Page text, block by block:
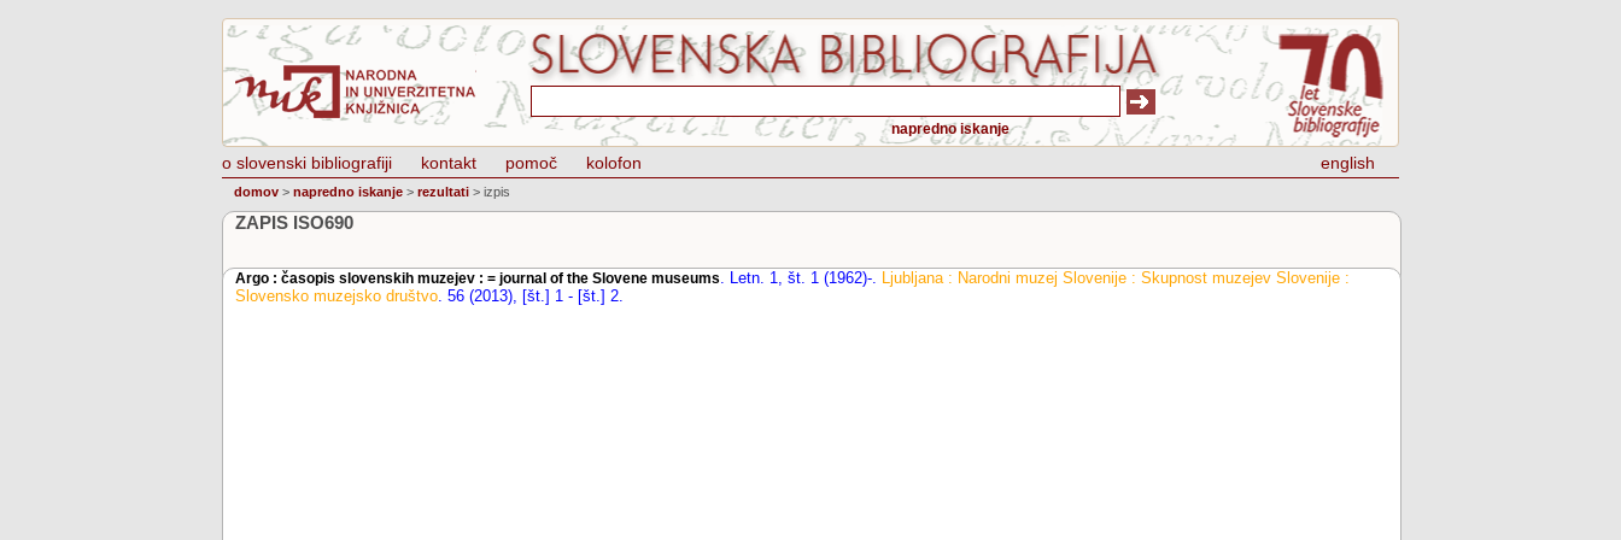
napredno iskanje
o slovenski bibliografiji kontakt pomoč kolofon english
domov > napredno iskanje > rezultati > izpis
ZAPIS ISO690
Argo : časopis slovenskih muzejev : = journal of the Slovene museums. Letn. 1, št. 1 (1962)-. Ljubljana : Narodni muzej Slovenije : Skupnost muzejev Slovenije :
Slovensko muzejsko društvo. 56 (2013), [št.] 1 - [št.] 2.